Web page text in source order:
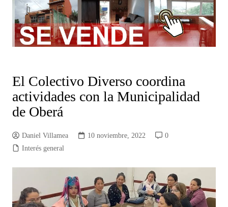
El Colectivo Diverso coordina
actividades con la Municipalidad
de Oberá
Daniel Villamea 10 noviembre, 2022
0
Interés general